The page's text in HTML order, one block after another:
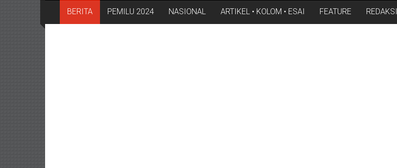
BERITA PEMILU 2024 NASIONAL ARTIKEL • KOLOM • ESAI FEATURE REDAKSI